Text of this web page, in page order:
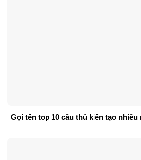
Gọi tên top 10 cầu thủ kiến tạo